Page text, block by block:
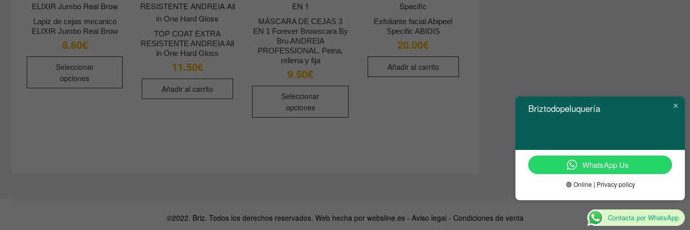
Lapiz de cejas mecanico
ELIXIR Jumbo Real Brow
8.60€
Seleccionar
opciones
Este
múltiples
TOP COAT EXTRA
RESISTENTE ANDREIA All
in One Hard Gloss
11.50€
Añadir al carrito
MÁSCARA DE CEJAS 3
EN 1 Forever Browscara By
Bru ANDREIA
PROFESSIONAL. Peina,
rellena y fija
9.50€
Seleccionar
opciones
Este
la
Exfoliante facial Abipeel
Specific ABIDIS
20.00€
Añadir al carrito
©2022. Briz. Todos los derechos reservados. Web hecha por websline.es- Aviso legal - Condiciones de venta
Briztodopeluquería
WhatsApp Us
🟢 Online | Privacy policy
Contacta por WhatsApp